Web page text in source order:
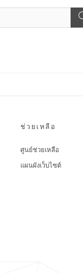
ช่วยเหลือ
ศูนย์ช่วยเหลือ
แผนผังเว็บไซต์